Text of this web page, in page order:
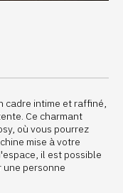
cadre intime et raffiné,
Ce charmant
où vous pourrez
mise à votre
il est possible
une personne